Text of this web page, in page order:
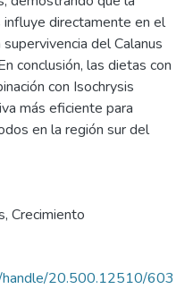
directamente en el
del Calanus
conclusión, las dietas con
con Isochrysis
más eficiente para
en la región sur del
, Crecimiento
handle/20.500.12510/603